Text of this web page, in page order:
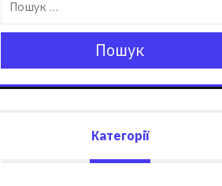
Пошук
Категорії